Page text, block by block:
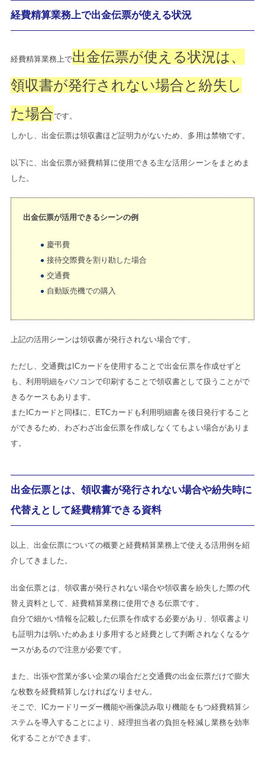
経費精算業務上で出金伝票が使える状況
経費精算業務上で出金伝票が使える状況は、
領収書が発行されない場合と紛失し
た場合です。
しかし、出金伝票は領収書ほど証明力がないため、多用は禁物です。
以下に、出金伝票が経費精算に使用できる主な活用シーンをまとめま
した。
出金伝票が活用できるシーンの例
慶弔費
接待交際費を割り勘した場合
交通費
自動販売機での購入
上記の活用シーンは領収書が発行されない場合です。
ただし、交通費はICカードを使用することで出金伝票を作成せずと
も、利用明細をパソコンで印刷することで領収書として扱うことがで
きるケースもあります。
またICカードと同様に、ETCカードも利用明細書を後日発行すること
ができるため、わざわざ出金伝票を作成しなくてもよい場合がありま
す。
出金伝票とは、領収書が発行されない場合や紛失時に
代替えとして経費精算できる資料
以上、出金伝票についての概要と経費精算業務上で使える活用例を紹
介してきました。
出金伝票とは、領収書が発行されない場合や領収書を紛失した際の代
替え資料として、経費精算業務に使用できる伝票です。
自分で細かい情報を記載した伝票を作成する必要があり、領収書より
も証明力は弱いためあまり多用すると経費として判断されなくなるケ
ースがあるので注意が必要です。
また、出張や営業が多い企業の場合だと交通費の出金伝票だけで膨大
な枚数を経費精算しなければなりません。
そこで、ICカードリーダー機能や画像読み取り機能をもつ経費精算シ
ステムを導入することにより、経理担当者の負担を軽減し業務を効率
化することができます。